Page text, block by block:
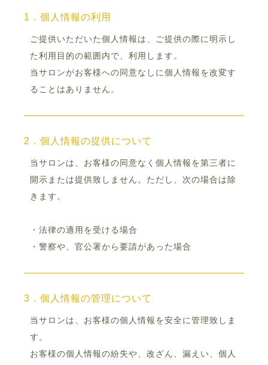
1．個人情報の利用
ご提供いただいた個人情報は、ご提供の際に明示し
た利用目的の範囲内で、利用します。
当サロンがお客様への同意なしに個人情報を改変す
ることはありません。
2．個人情報の提供について
当サロンは、お客様の同意なく個人情報を第三者に
開示または提供致しません。ただし、次の場合は除
きます。
・法律の適用を受ける場合
・警察や、官公署から要請があった場合
3．個人情報の管理について
当サロンは、お客様の個人情報を安全に管理致しま
す。
お客様の個人情報の紛失や、改ざん、漏えい、個人